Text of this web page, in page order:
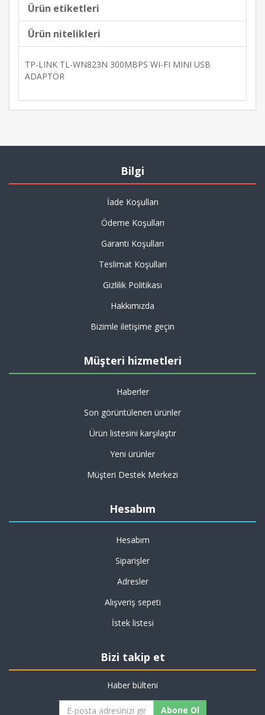
Ürün etiketleri
Ürün nitelikleri
TP-LINK TL-WN823N 300MBPS WI-FI MINI USB
ADAPTÖR
Bilgi
İade Koşulları
Ödeme Koşulları
Garanti Koşulları
Teslimat Koşulları
Gizlilik Politikası
Hakkımızda
Bizimle iletişime geçin
Müşteri hizmetleri
Haberler
Son görüntülenen ürünler
Ürün listesini karşılaştır
Yeni ürünler
Müşteri Destek Merkezi
Hesabım
Hesabım
Siparişler
Adresler
Alışveriş sepeti
İstek listesi
Bizi takip et
Haber bülteni
Abone Ol